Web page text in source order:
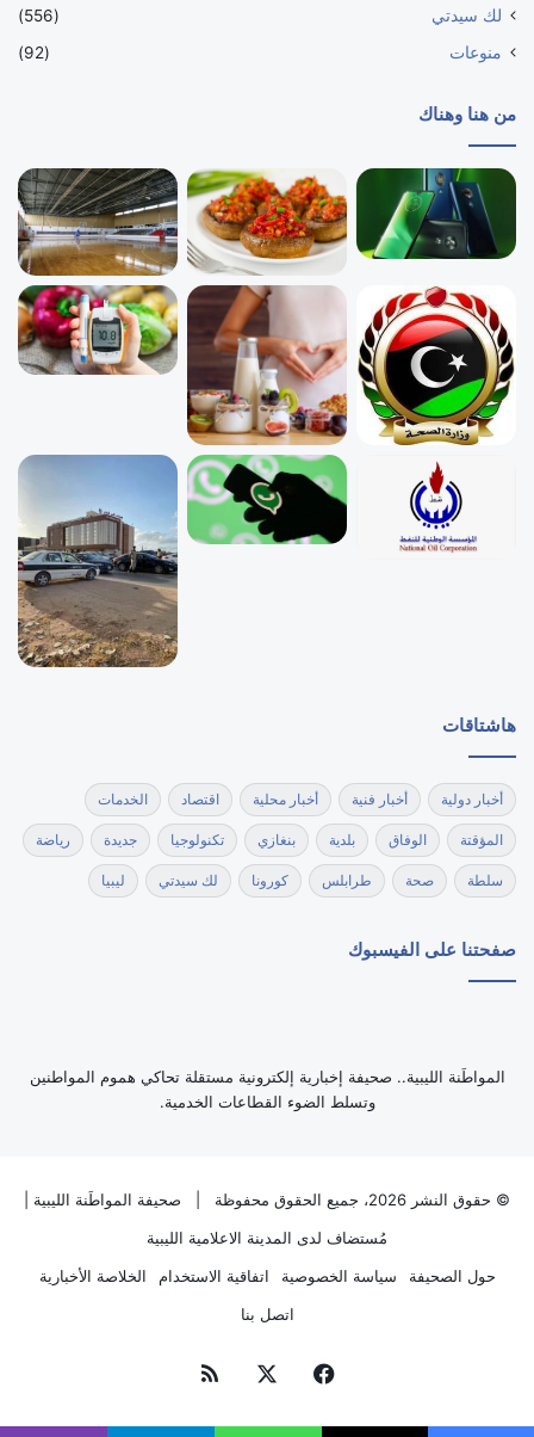
لك سيدتي
(556)
منوعات
(92)
من هنا وهناك
هاشتاقات
أخبار دولية أخبار فنية أخبار محلية اقتصاد الخدمات
المؤقتة الوفاق بلدية بنغازي تكنولوجيا جديدة رياضة
سلطة صحة طرابلس كورونا لك سيدتي ليبيا
صفحتنا على الفيسبوك
‏المواطَنة الليبية.. صحيفة إخبارية إلكترونية مستقلة تحاكي هموم المواطنين
وتسلط الضوء القطاعات الخدمية.
© حقوق النشر 2026، جميع الحقوق محفوظة | صحيفة المواطَنة الليبية
مُستضاف لدى المدينة الاعلامية الليبية
حول الصحيفة
سياسة الخصوصية اتفاقية الاستخدام
الخلاصة الأخبارية
اتصل بنا
فيسبوك ملخص
الموقع